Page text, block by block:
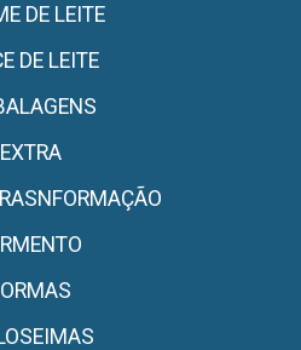
DE LEITE
DE LEITE
EXTRA